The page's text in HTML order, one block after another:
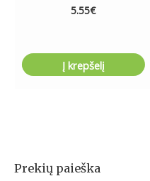
Prekių paieška
I
5.55€
Į krepšelį